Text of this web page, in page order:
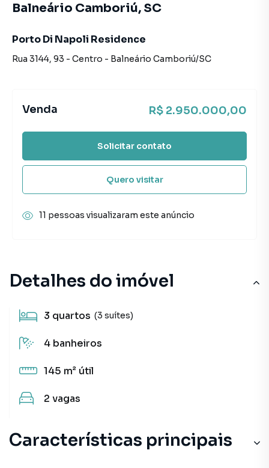
Detalhes do imóvel
3 quartos (3 suítes)
4 banheiros
145 m² útil
2 vagas
Características principais
Balneário Camboriú, SC
Porto Di Napoli Residence
Rua 3144, 93 - Centro - Balneário Camboriú/SC
Venda R$ 2.950.000,00
Solicitar contato
Quero visitar
11 pessoas visualizaram este anúncio